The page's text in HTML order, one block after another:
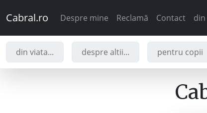
Cabral.ro Despre mine Reclamă Contact
din viata... despre altii... pentru copii